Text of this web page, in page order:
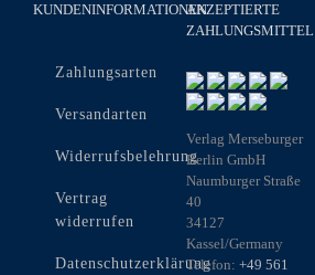
KUNDENINFORMATIONEN
Zahlungsarten
Versandarten
Widerrufsbelehrung
Vertrag
widerrufen
Datenschutzerklärung
AKZEPTIERTE
ZAHLUNGSMITTEL
Verlag Merseburger
Berlin GmbH
Naumburger Straße
40
34127
Kassel/Germany
Telefon:+49 561